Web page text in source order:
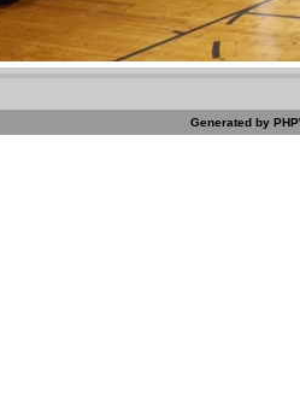
Generated by